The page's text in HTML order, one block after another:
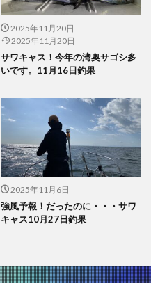
2025年11月20日
2025年11月20日
サワキャス！今年の湾奥サゴシ多
いです。11月16日釣果
2025年11月6日
強風予報！だったのに・・・サワ
キャス10月27日釣果